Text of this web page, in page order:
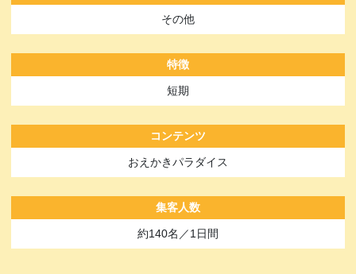
その他
特徴
短期
コンテンツ
おえかきパラダイス
集客人数
約140名／1日間